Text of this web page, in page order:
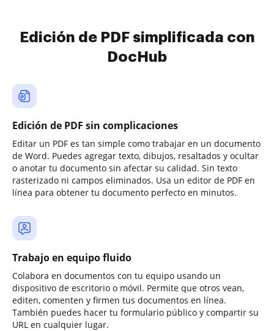
Edición de PDF simplificada con
DocHub
Edición de PDF sin complicaciones
Editar un PDF es tan simple como trabajar en un documento
de Word. Puedes agregar texto, dibujos, resaltados y ocultar
o anotar tu documento sin afectar su calidad. Sin texto
rasterizado ni campos eliminados. Usa un editor de PDF en
línea para obtener tu documento perfecto en minutos.
Trabajo en equipo fluido
Colabora en documentos con tu equipo usando un
dispositivo de escritorio o móvil. Permite que otros vean,
editen, comenten y firmen tus documentos en línea.
También puedes hacer tu formulario público y compartir su
URL en cualquier lugar.